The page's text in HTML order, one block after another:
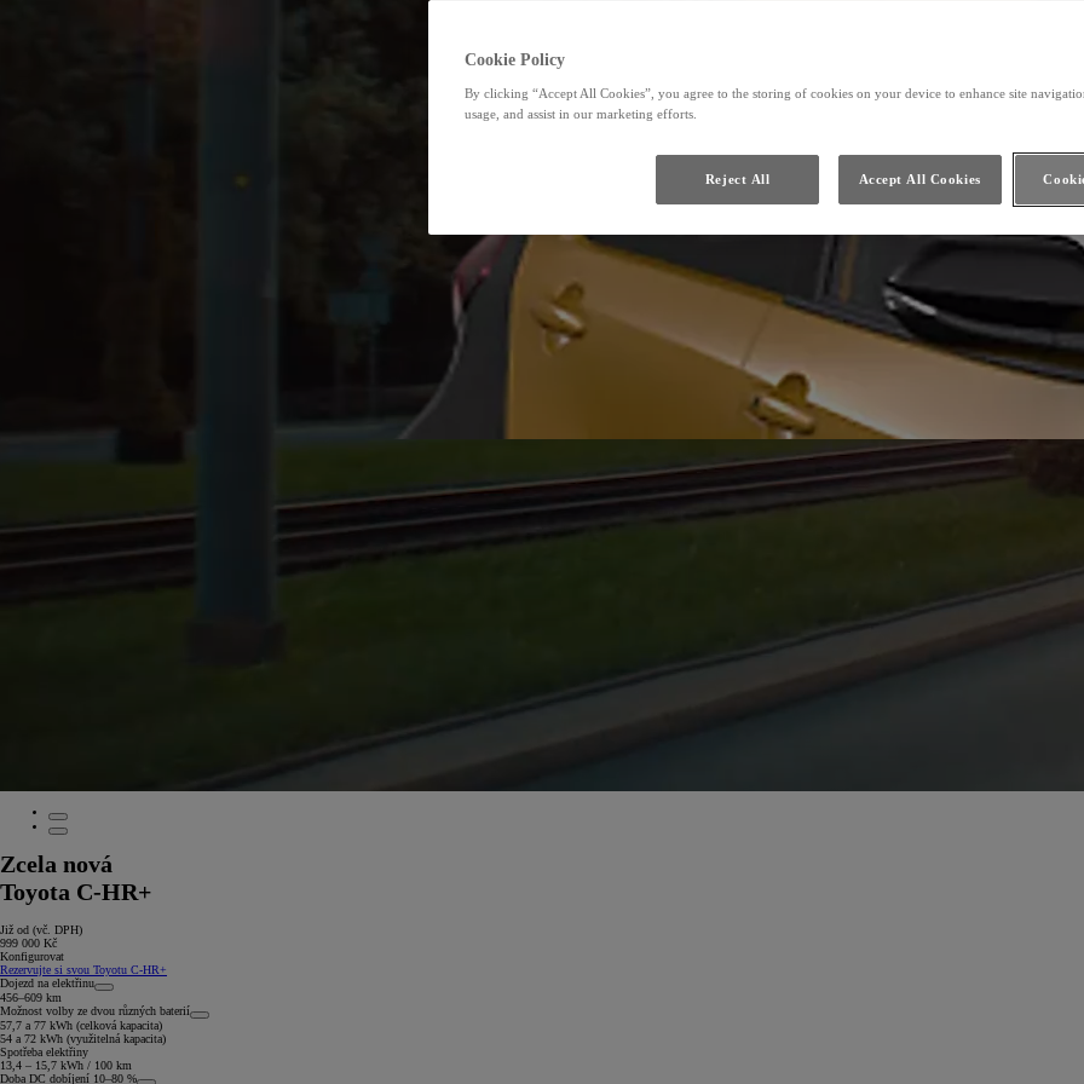
Zcela nová
Toyota C-HR+
Již od (vč. DPH)
999 000 Kč
Konfigurovat
Rezervujte si svou Toyotu C-HR+
Dojezd na elektřinu
456–609 km
Možnost volby ze dvou různých baterií
57,7 a 77 kWh (celková kapacita)
54 a 72 kWh (využitelná kapacita)
Spotřeba elektřiny
13,4 – 15,7 kWh / 100 km
Doba DC dobíjení 10–80 %
Cookie Policy
By clicking “Accept All Cookies”, you agree to the storing of cookies on your device to enhance site
usage, and assist in our marketing efforts.
Reject All Accept All Cookies